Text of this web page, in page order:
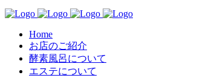
Home
お店のご紹介
酵素風呂について
エステについて